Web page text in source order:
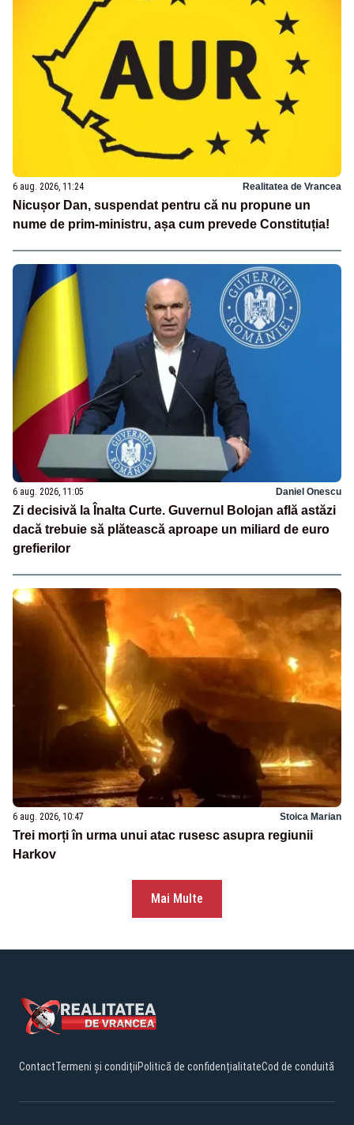
6 aug. 2026, 11:24 Realitatea de Vrancea
Nicușor Dan, suspendat pentru că nu propune un
nume de prim-ministru, așa cum prevede Constituția!
6 aug. 2026, 11:05 Daniel Onescu
Zi decisivă la Înalta Curte. Guvernul Bolojan află astăzi
dacă trebuie să plătească aproape un miliard de euro
grefierilor
6 aug. 2026, 10:47 Stoica Marian
Trei morți în urma unui atac rusesc asupra regiunii
Harkov
Mai Multe
ContactTermeni și condițiiPolitică de confidențialitateCod de conduită